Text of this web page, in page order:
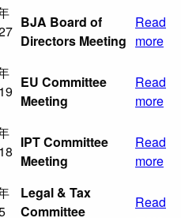
BJA Board of
Directors Meeting
Read
more
EU Committee
Meeting
Read
more
IPT Committee
Meeting
Read
more
Legal & Tax
Committee
Read